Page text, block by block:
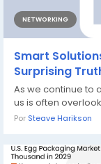
NETWORKING
Smart
Surprising
As we continue to
us is often
Por Steave Harikson